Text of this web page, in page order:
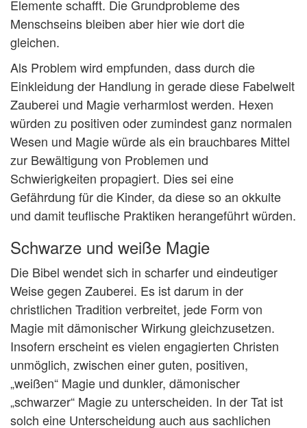
Elemente schafft. Die Grundprobleme des
Menschseins bleiben aber hier wie dort die
gleichen.
Als Problem wird empfunden, dass durch die
Einkleidung der Handlung in gerade diese Fabelwelt
Zauberei und Magie verharmlost werden. Hexen
würden zu positiven oder zumindest ganz normalen
Wesen und Magie würde als ein brauchbares Mittel
zur Bewältigung von Problemen und
Schwierigkeiten propagiert. Dies sei eine
Gefährdung für die Kinder, da diese so an okkulte
und damit teuflische Praktiken herangeführt würden.
Schwarze und weiße Magie
Die Bibel wendet sich in scharfer und eindeutiger
Weise gegen Zauberei. Es ist darum in der
christlichen Tradition verbreitet, jede Form von
Magie mit dämonischer Wirkung gleichzusetzen.
Insofern erscheint es vielen engagierten Christen
unmöglich, zwischen einer guten, positiven,
„weißen“ Magie und dunkler, dämonischer
„schwarzer“ Magie zu unterscheiden. In der Tat ist
solch eine Unterscheidung auch aus sachlichen